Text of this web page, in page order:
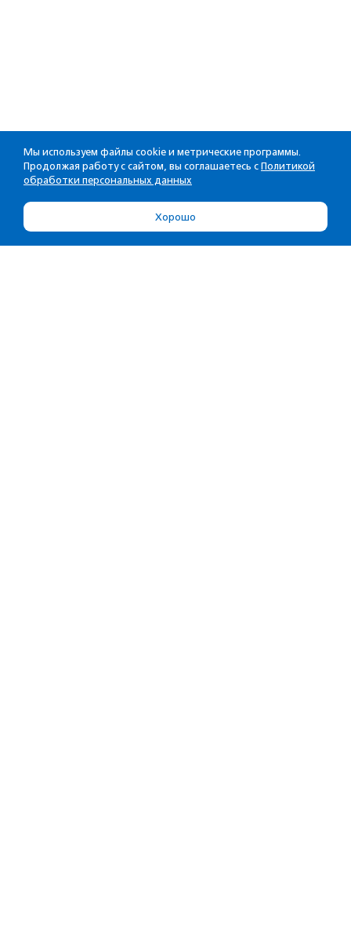
Мы используем файлы cookie и метрические программы.
Продолжая работу с сайтом, вы соглашаетесь с Политикой
обработки персональных данных
Хорошо